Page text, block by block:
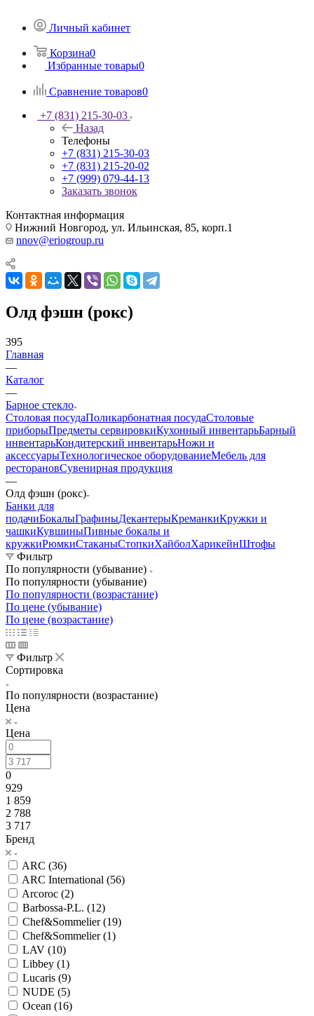
Личный кабинет
Корзина0
Избранные товары0
Сравнение товаров0
+7 (831) 215-30-03
Назад
Телефоны
+7 (831) 215-30-03
+7 (831) 215-20-02
+7 (999) 079-44-13
Заказать звонок
Контактная информация
Нижний Новгород, ул. Ильинская, 85, корп.1
nnov@eriogroup.ru
Олд фэшн (рокс)
395
Главная
—
Каталог
—
Барное стекло
Столовая посудаПоликарбонатная посудаСтоловые
приборыПредметы сервировкиКухонный инвентарьБарный
инвентарьКондитерский инвентарьНожи и
аксессуарыТехнологическое оборудованиеМебель для
ресторановСувенирная продукция
—
Олд фэшн (рокс)
Банки для
подачиБокалыГрафиныДекантерыКреманкиКружки и
чашкиКувшиныПивные бокалы и
кружкиРюмкиСтаканыСтопкиХайболХарикейнШтофы
Фильтр
По популярности (убывание)
По популярности (убывание)
По популярности (возрастание)
По цене (убывание)
По цене (возрастание)
Фильтр
Сортировка
По популярности (возрастание)
Цена
Цена
0
929
1 859
2 788
3 717
Бренд
ARC (36)
ARC International (56)
Arcoroc (2)
Barbossa-P.L. (12)
Chef&Sommelier (19)
Chef&Sommelier (1)
LAV (10)
Libbey (1)
Lucaris (9)
NUDE (5)
Ocean (16)